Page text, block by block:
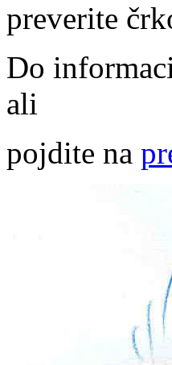
preverite
Do
ali
pojdite na